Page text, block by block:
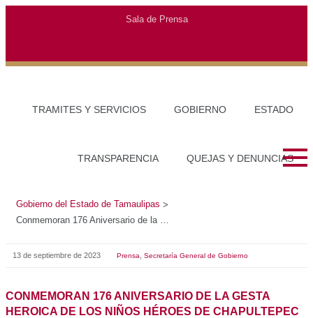
Sala de Prensa
TRAMITES Y SERVICIOS GOBIERNO ESTADO
TRANSPARENCIA QUEJAS Y DENUNCIAS
Gobierno del Estado de Tamaulipas >
13 de septiembre de 2023 Prensa Secretaría General de Gobierno
CONMEMORAN 176 ANIVERSARIO DE LA GESTA
HEROICA DE LOS NIÑOS HÉROES DE CHAPULTEPEC